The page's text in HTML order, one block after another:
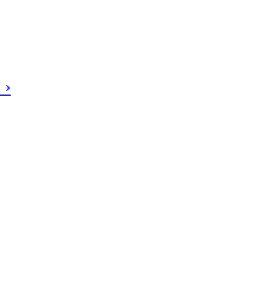
›